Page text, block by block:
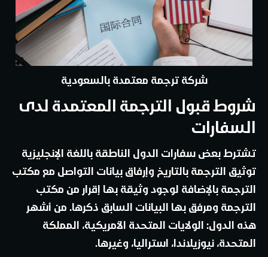
شركة ترجمة معتمدة بالسعودية
شروط قبول الترجمة المعتمدة لدى
السفارات
تشترط بعض سفارات الدول الناطقة باللغة الإنجليزية
توثيق الترجمة بالتاريخ وإرفاق بيانات التواصل مع مكتب
الترجمة بالإضافة لوجود وثيقة بها إقرار من مكتب
الترجمة ومرفق بها البيانات السابق ذكرها. من أشهر
هذه الدول: الولايات المتحدة الأمريكية، المملكة
المتحدة، نيوزيلاندا، استراليا، وغيرها.